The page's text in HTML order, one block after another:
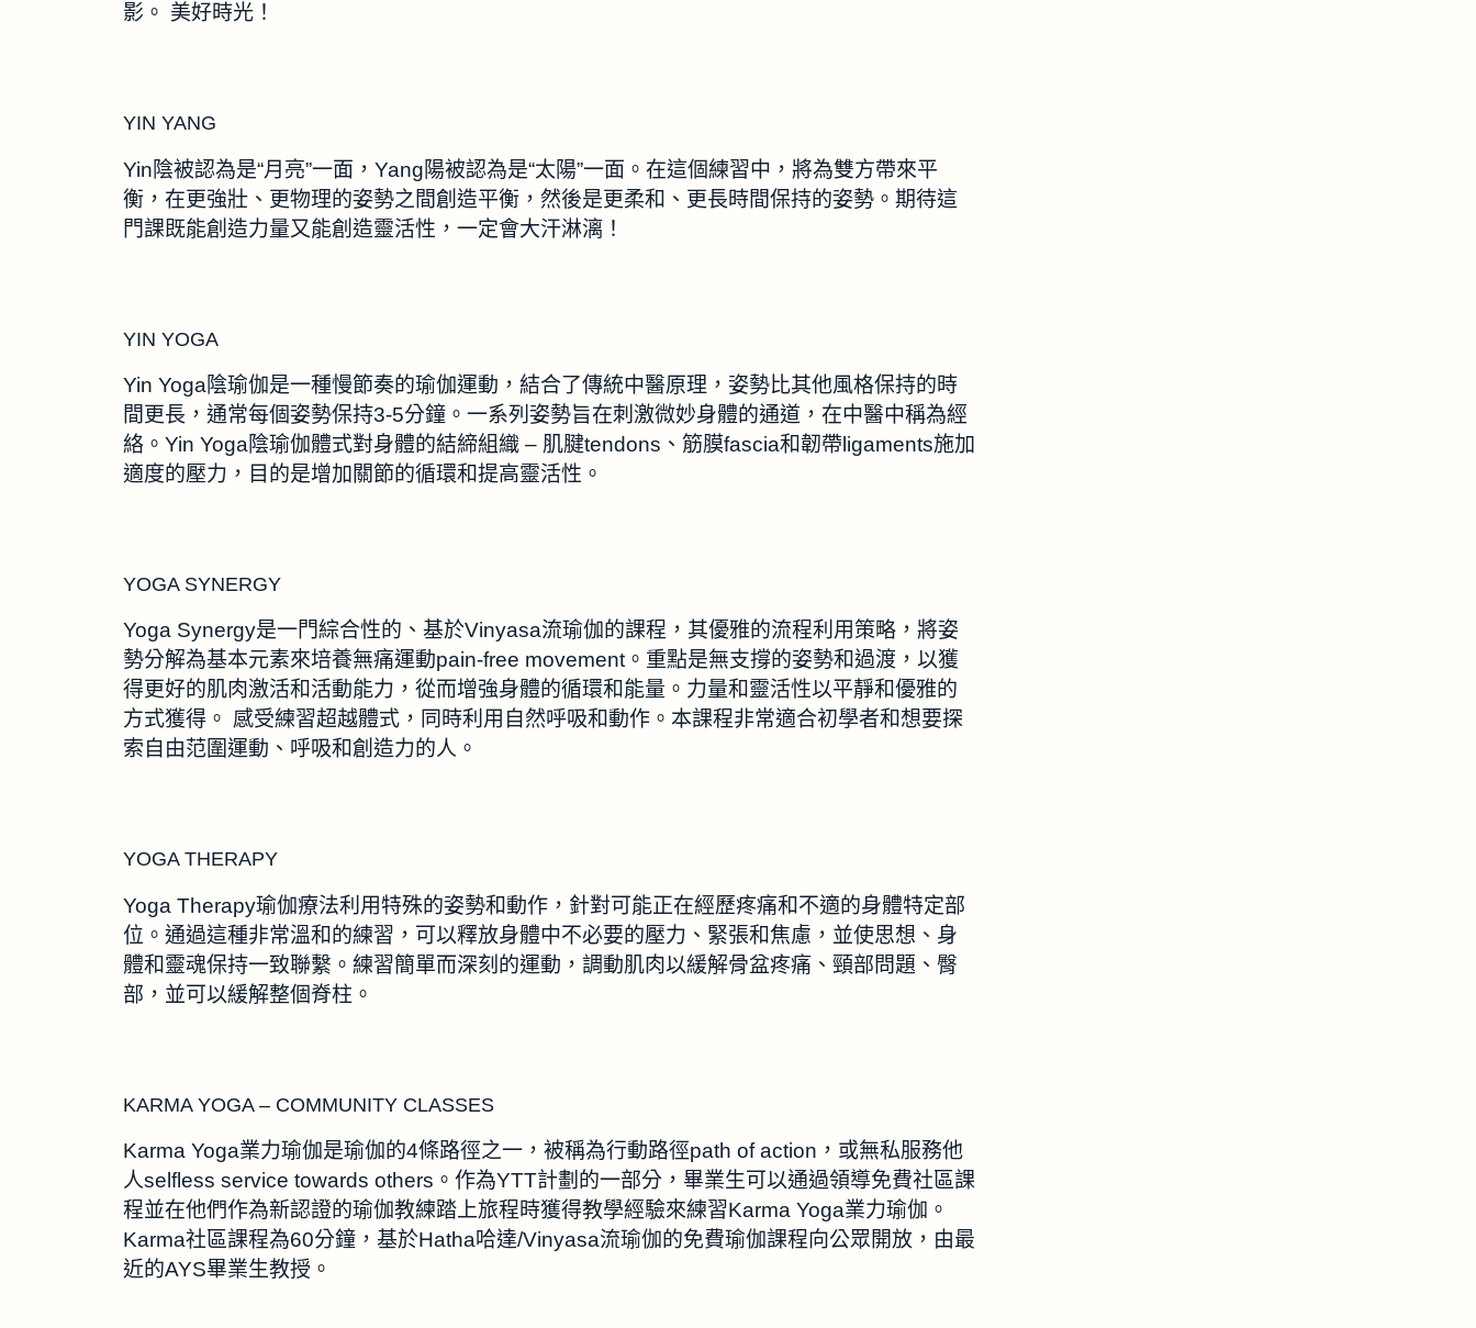
影。 美好時光！
YIN YANG
Yin陰被認為是“月亮”一面，Yang陽被認為是“太陽”一面。在這個練習中，將為雙方帶來平
衡，在更強壯、更物理的姿勢之間創造平衡，然後是更柔和、更長時間保持的姿勢。期待這
門課既能創造力量又能創造靈活性，一定會大汗淋漓！
YIN YOGA
Yin Yoga陰瑜伽是一種慢節奏的瑜伽運動，結合了傳統中醫原理，姿勢比其他風格保持的時
間更長，通常每個姿勢保持3-5分鐘。一系列姿勢旨在刺激微妙身體的通道，在中醫中稱為經
絡。Yin Yoga陰瑜伽體式對身體的結締組織 – 肌腱tendons、筋膜fascia和韌帶ligaments施加
適度的壓力，目的是增加關節的循環和提高靈活性。
YOGA SYNERGY
Yoga Synergy是一門綜合性的、基於Vinyasa流瑜伽的課程，其優雅的流程利用策略，將姿
勢分解為基本元素來培養無痛運動pain-free movement。重點是無支撐的姿勢和過渡，以獲
得更好的肌肉激活和活動能力，從而增強身體的循環和能量。力量和靈活性以平靜和優雅的
方式獲得。 感受練習超越體式，同時利用自然呼吸和動作。本課程非常適合初學者和想要探
索自由范圍運動、呼吸和創造力的人。
YOGA THERAPY
Yoga Therapy瑜伽療法利用特殊的姿勢和動作，針對可能正在經歷疼痛和不適的身體特定部
位。通過這種非常溫和的練習，可以釋放身體中不必要的壓力、緊張和焦慮，並使思想、身
體和靈魂保持一致聯繫。練習簡單而深刻的運動，調動肌肉以緩解骨盆疼痛、頸部問題、臀
部，並可以緩解整個脊柱。
KARMA YOGA – COMMUNITY CLASSES
Karma Yoga業力瑜伽是瑜伽的4條路徑之一，被稱為行動路徑path of action，或無私服務他
人selfless service towards others。作為YTT計劃的一部分，畢業生可以通過領導免費社區課
程並在他們作為新認證的瑜伽教練踏上旅程時獲得教學經驗來練習Karma Yoga業力瑜伽。
Karma社區課程為60分鐘，基於Hatha哈達/Vinyasa流瑜伽的免費瑜伽課程向公眾開放，由最
近的AYS畢業生教授。